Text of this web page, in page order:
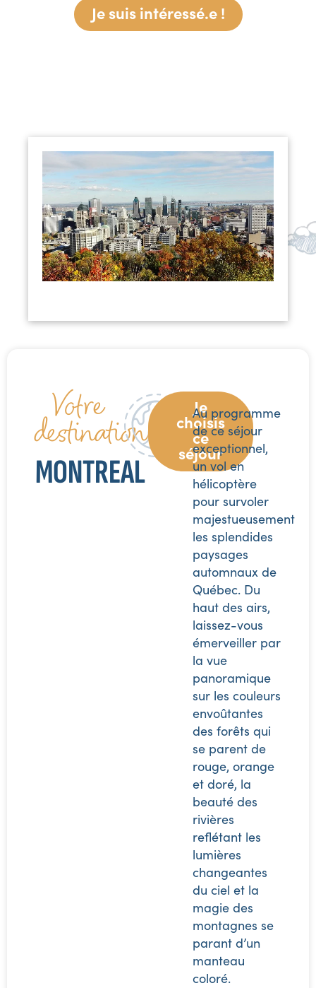
Je suis intéressé.e !
Votre
destination :
MONTREAL
Je
choisis
ce
séjour
Au programme
de ce séjour
exceptionnel,
un vol en
hélicoptère
pour survoler
majestueusement
les splendides
paysages
automnaux de
Québec. Du
haut des airs,
laissez-vous
émerveiller par
la vue
panoramique
sur les couleurs
envoûtantes
des forêts qui
se parent de
rouge, orange
et doré, la
beauté des
rivières
reflétant les
lumières
changeantes
du ciel et la
magie des
montagnes se
parant d’un
manteau
coloré.